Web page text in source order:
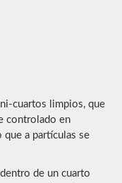
cuartos limpios, que
controlado en
que a partículas se
de un cuarto